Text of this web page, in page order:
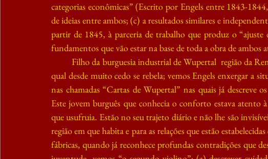
categorias econômicas” (Escrito por Engels entre 1843-
de ideias entre ambos; (c) a resultados similares e
partir de 1845, à parceria de trabalho que produz o
fundamentos que vão estar na base de toda a obra de ambos
Filho da burguesia industrial de Wupertal  região da
qual desde muito cedo se rebela; vemos Engels enxergar a
nas chamadas “Cartas de Wupertal” nas quais já descreve
Este jovem burguês que conhecia o conforto estava atento
que usufruia. Estão no seu trajeto diário e não lhe são
região em que habita e para as relações que estão
fábricas, quando já reconhece profundas contradições que